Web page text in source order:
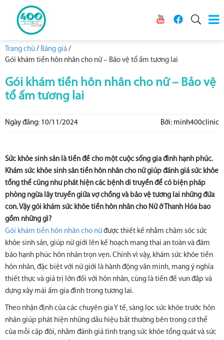
Trang chủ / Bảng giá /
Gói khám tiền hôn nhân cho nữ – Bảo vệ tổ ấm tương lai
Gói khám tiền hôn nhân cho nữ – Bảo vệ
tổ ấm tương lai
Ngày đăng: 10/11/2024 Bởi: minh400clinic
Sức khỏe sinh sản là tiền đề cho một cuộc sống gia đình hạnh phúc.
Khám sức khỏe sinh sản tiền hôn nhân cho nữ giúp đánh giá sức khỏe
tổng thể cũng như phát hiện các bệnh di truyền để có biện pháp
phòng ngừa lây truyền giữa vợ chồng và bảo vệ tương lai những đứa
con. Vậy gói khám sức khỏe tiền hôn nhân cho Nữ ở Thanh Hóa bao
gồm những gì?
Gói khám tiền hôn nhân cho nữđược thiết kế nhằm chăm sóc sức
khỏe sinh sản, giúp nữ giới lên kế hoạch mang thai an toàn và đảm
bảo hạnh phúc hôn nhân trọn vẹn. Chính vì vậy, khám sức khỏe tiền
hôn nhân, đặc biệt với nữ giới là hành động văn minh, mang ý nghĩa
thiết thực và giá trị lớn đối với hôn nhân, cùng là tiền đề vun đắp và
dựng xây mái ấm gia đình trong tương lai.
Theo nhận định của các chuyên gia Y tế, sàng lọc sức khỏe trước hôn
nhân giúp phát hiện những dấu hiệu bất thường bên trong cơ thể
của mỗi cặp đôi, nhằm đánh giá tình trạng sức khỏe tổng quát và sức